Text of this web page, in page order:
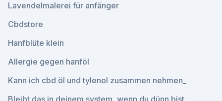
Lavendelmalerei für anfänger
Cbdstore
Hanfblüte klein
Allergie gegen hanföl
Kann ich cbd öl und tylenol zusammen nehmen_
Bleibt das in deinem system, wenn du dünn bist_